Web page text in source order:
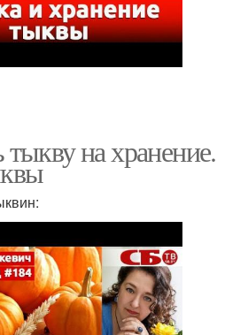
тыкву на хранение.